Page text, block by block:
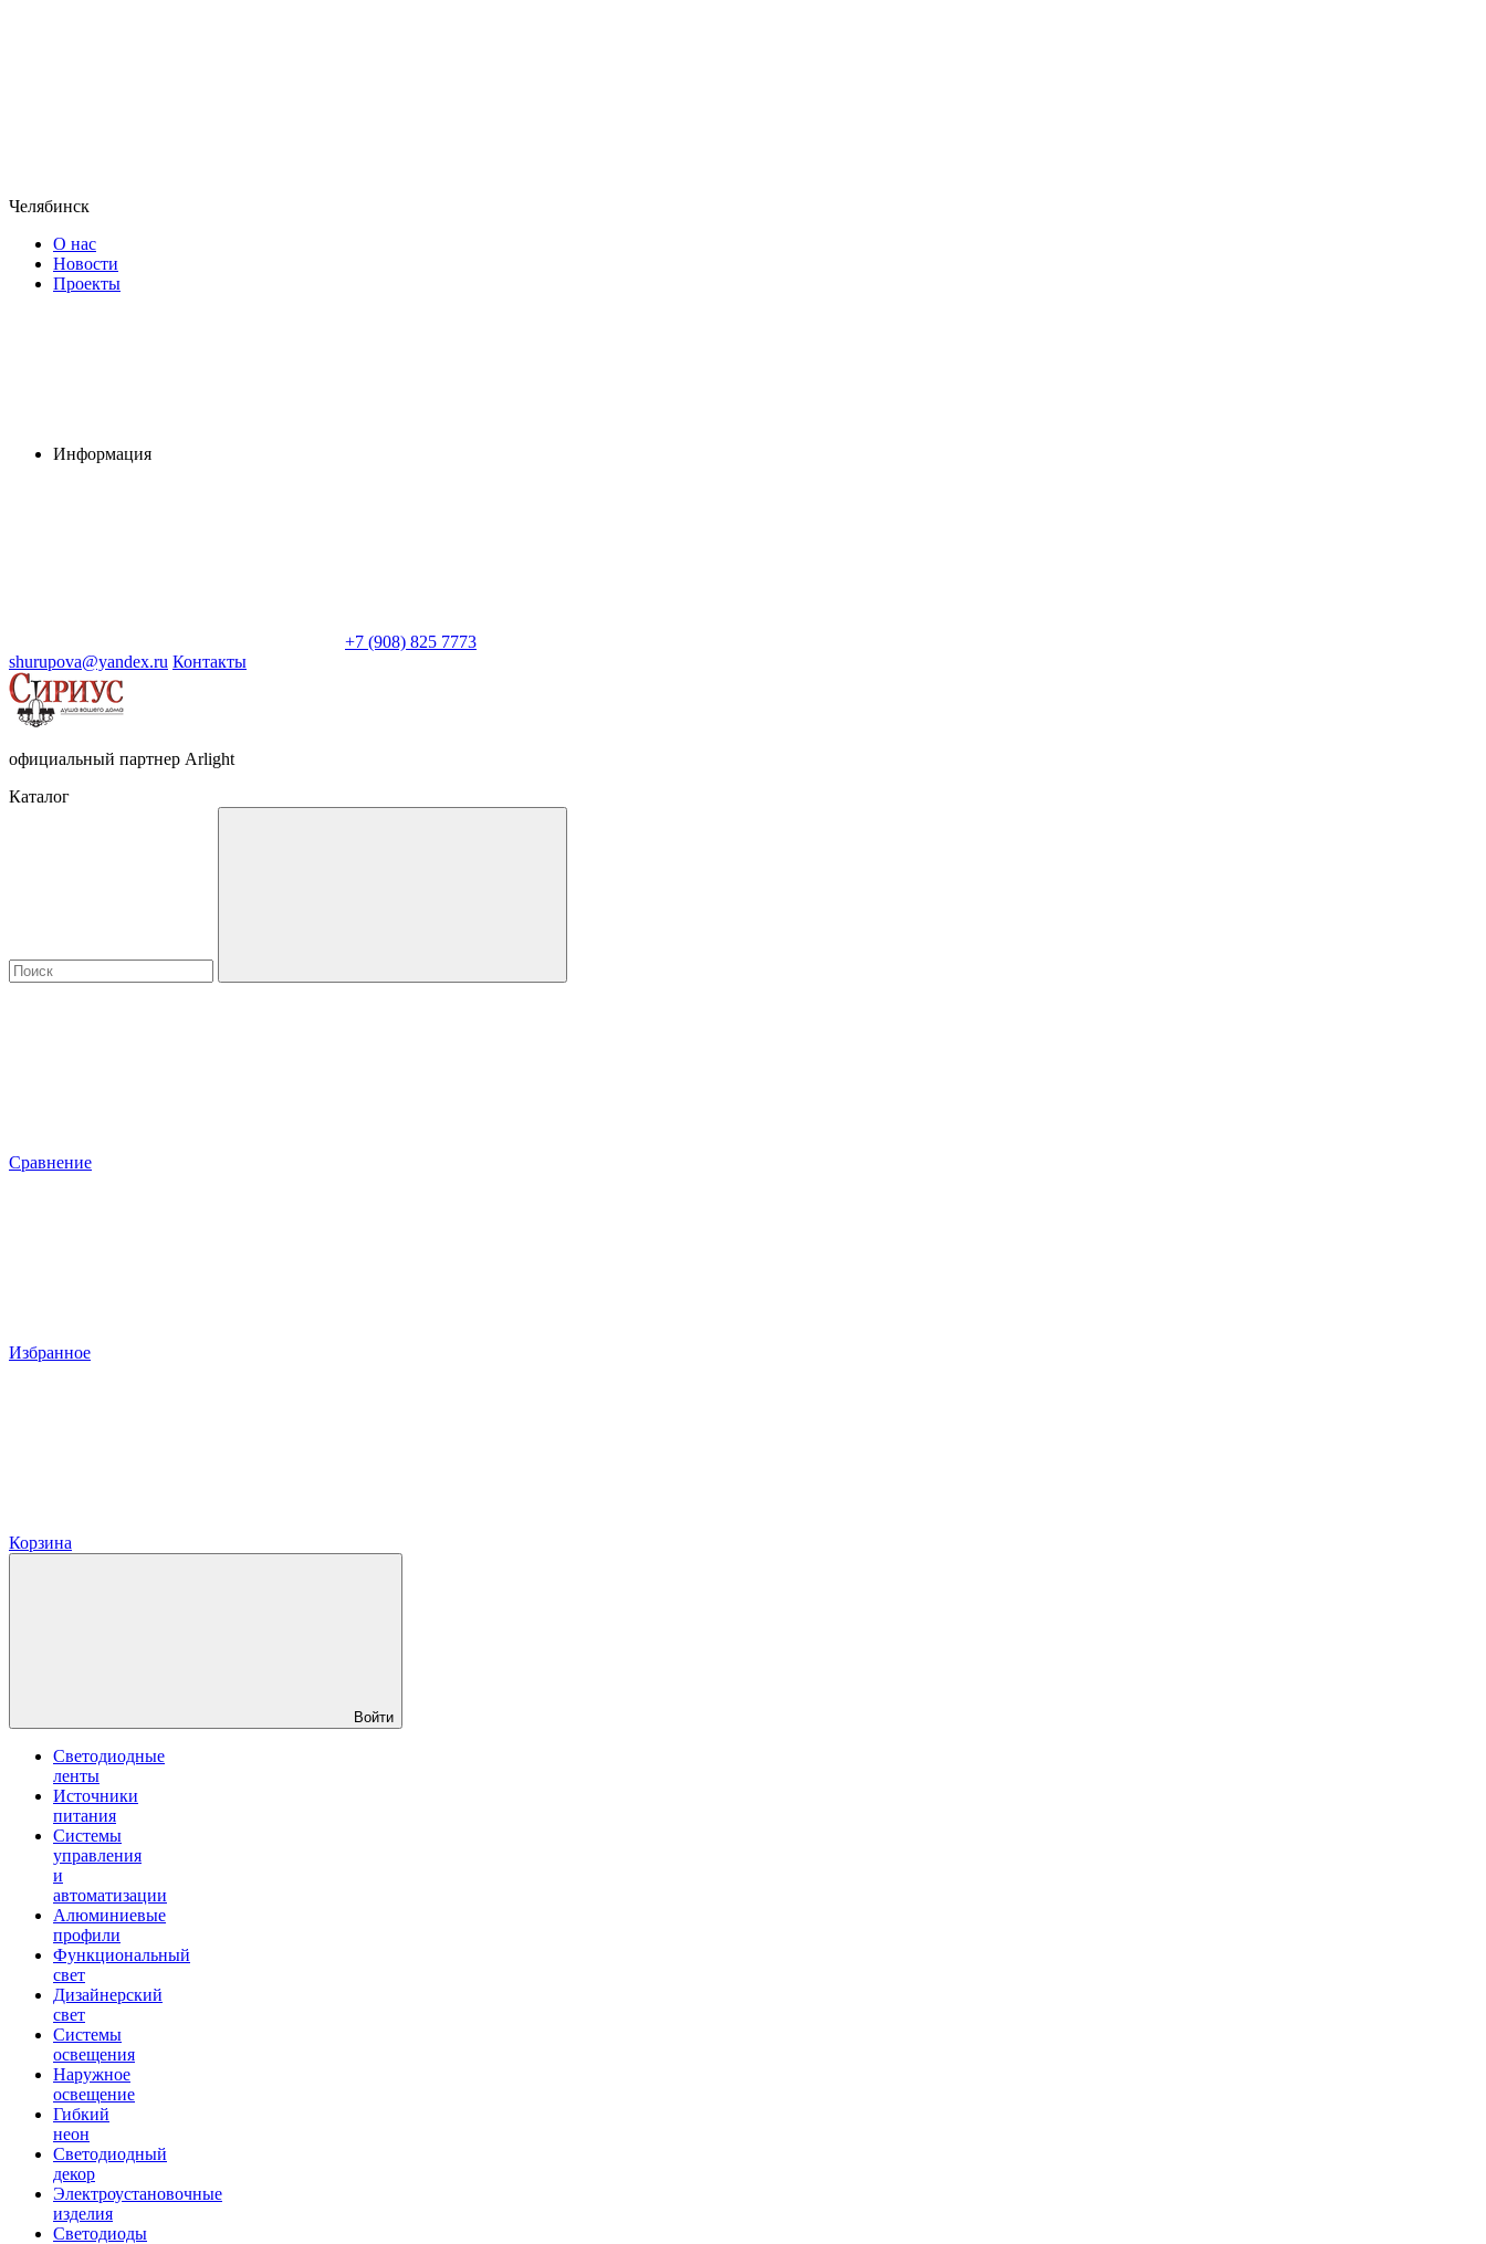
Челябинск
О нас
Новости
Проекты
Информация
+7 (908) 825 7773
shurupova@yandex.ru Контакты
официальный партнер Arlight
Каталог
Сравнение
Избранное
Корзина
Войти
Светодиодные
ленты
Источники
питания
Системы
управления
и
автоматизации
Алюминиевые
профили
Функциональный
свет
Дизайнерский
свет
Системы
освещения
Наружное
освещение
Гибкий
неон
Светодиодный
декор
Электроустановочные
изделия
Светодиоды